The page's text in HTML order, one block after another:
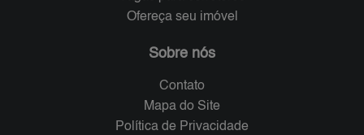
Ofereça seu imóvel
Sobre nós
Contato
Mapa do Site
Política de Privacidade